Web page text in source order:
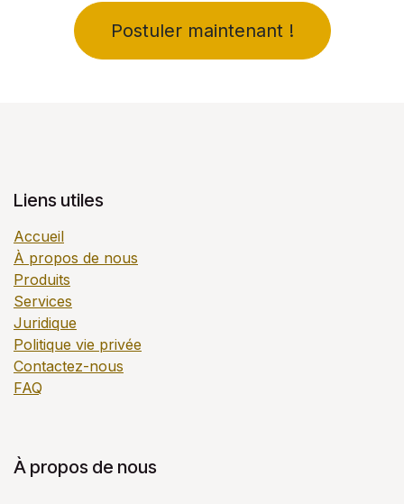
Postuler maintenant !
Liens utiles
Accueil
À propos de nous
Produits
Services
Juridique
Politique vie privée
Contactez-nous
FAQ
À propos de nous